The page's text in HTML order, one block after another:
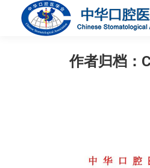
作者归档：